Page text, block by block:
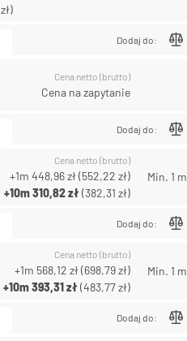
zł)
Dodaj do:
Cena netto (brutto)
Cena na zapytanie
Dodaj do:
Cena netto (brutto)
+1m 448,96 zł(552,22 zł)
+10m310,82 zł(382,31 zł)
Min. 1 m
Dodaj do:
Cena netto (brutto)
+1m 568,12 zł(698,79 zł)
+10m393,31 zł(483,77 zł)
Min. 1 m
Dodaj do: